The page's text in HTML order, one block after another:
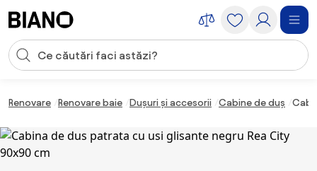
Introducerea căutării
Renovare Renovare baie Dușuri și accesorii Cabine de duș